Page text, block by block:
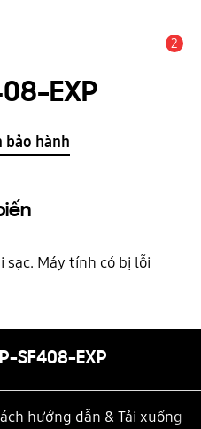
2
EXP
hành
Máy tính có bị lỗi
SF408-EXP
hướng dẫn & Tải xuống